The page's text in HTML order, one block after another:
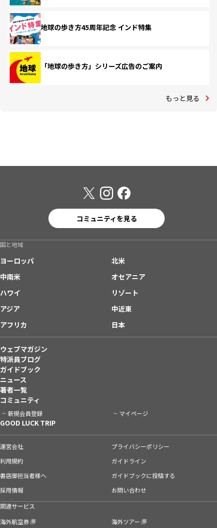
地球の歩き方45周年記念 インド特集
「地球の歩き方」シリーズ広告のご案内
もっと見る
コミュニティを見る
国と地域
ヨーロッパ
北米
中南米
オセアニア
ハワイ
リゾート
アジア
中近東
アフリカ
日本
ウェブマガジン
特派員ブログ
ガイドブック
ニュース
著者一覧
コミュニティ
新規会員登録 マイページ
GOOD LUCK TRIP
運営会社
プライバシーポリシー
利用規約
ガイドライン
書店御担当者様へ
ガイドブックに投稿する
採用情報
お問い合わせ
関連サービス
海外航空券
海外ツアー